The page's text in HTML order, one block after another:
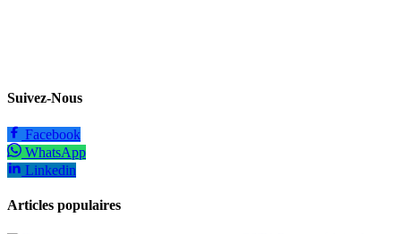
Suivez-Nous
Facebook
WhatsApp
Linkedin
Articles populaires